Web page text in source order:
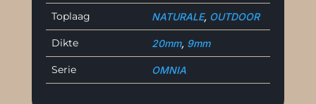
Toplaag NATURALE, OUTDOOR
Dikte 20mm, 9mm
Serie OMNIA